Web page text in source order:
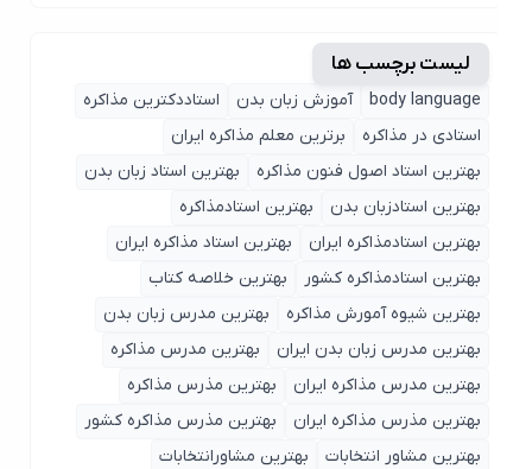
لیست برچسب ها
body language آموزش زبان بدن
استاددکترین مذاکره
استادی در مذاکره
برترین معلم مذاکره ایران
بهترین استاد اصول ‌فنون مذاکره
بهترین استاد زبان بدن
بهترین استادزبان بدن
بهترین استادمذاکره
بهترین استادمذاکره ایران
بهترین استاد مذاکره ایران
بهترین استادمذاکره کشور
بهترین خلاصه کتاب
بهترین شیوه آمورش مذاکره
بهترین مدرس زبان بدن
بهترین مدرس زبان بدن ایران
بهترین مدرس مذاکره
بهترین مدرس مذاکره ایران
بهترین مذرس مذاکره
بهترین مذرس مذاکره ایران
بهترین مذرس مذاکره کشور
بهترین مشاور انتخابات
بهترین مشاورانتخابات